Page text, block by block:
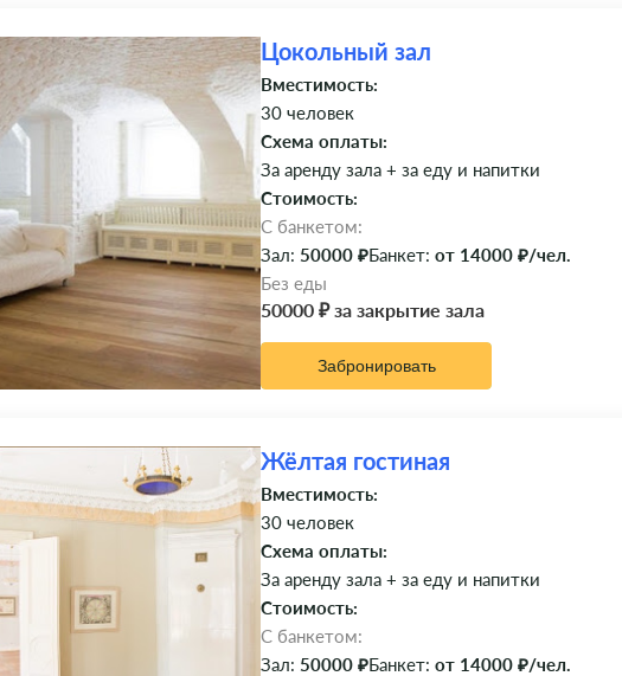
Цокольный зал
Вместимость:
30 человек
Схема оплаты:
За аренду зала + за еду и напитки
Стоимость:
C банкетом:
Зал: 50000 ₽Банкет: от 14000 ₽/чел.
Без еды
50000 ₽ за закрытие зала
Забронировать
Жёлтая гостиная
Вместимость:
30 человек
Схема оплаты:
За аренду зала + за еду и напитки
Стоимость:
C банкетом:
Зал: 50000 ₽Банкет: от 14000 ₽/чел.